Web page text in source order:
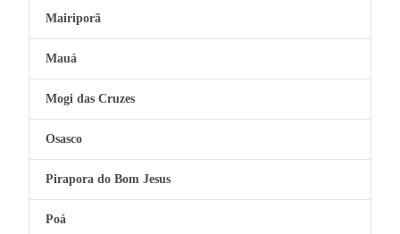
Mairiporã
Mauá
Mogi das Cruzes
Osasco
Pirapora do Bom Jesus
Poá